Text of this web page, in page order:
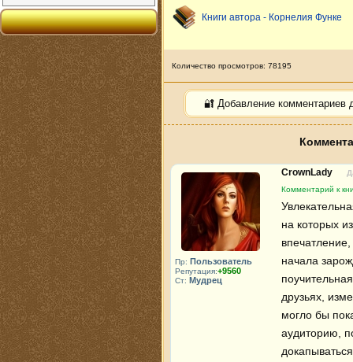
Книги автора - Корнелия Функе
Количество просмотров: 78195
🔐 Добавление комментариев
Пр: Пользователь
Репутация:+9560
Ст: Мудрец
CrownLady
Комментарий к
на которых
начала
друзьях,
могло бы
аудиторию,